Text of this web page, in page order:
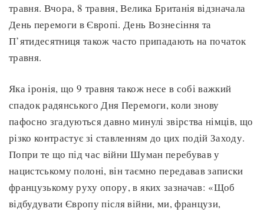
травня. Вчора, 8 травня, Велика Британія відзначала
День перемоги в Європі. День Вознесіння та
П’ятидесятниця також часто припадають на початок
травня.
Яка іронія, що 9 травня також несе в собі важкий
спадок радянського Дня Перемоги, коли знову
пафосно згадуються давно минулі звірства німців, що
різко контрастує зі ставленням до цих подій Заходу.
Попри те що під час війни Шуман перебував у
нацистському полоні, він таємно передавав записки
французькому руху опору, в яких зазначав: «Щоб
відбудувати Європу після війни, ми, французи,